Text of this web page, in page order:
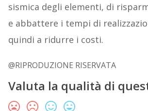
sismica degli elementi, di
e abbattere i tempi di
quindi a ridurre i costi.
@RIPRODUZIONE RISERVATA
Valuta la qualità di